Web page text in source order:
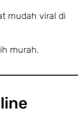
mudah viral di
murah.